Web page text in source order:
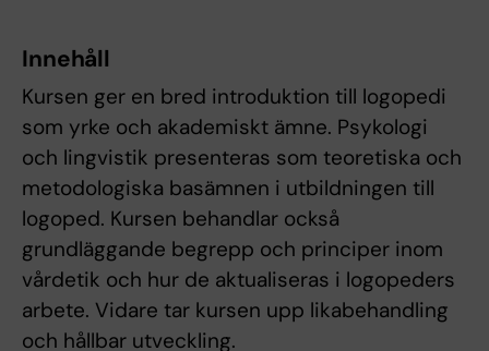
Innehåll
Kursen ger en bred introduktion till logopedi
som yrke och akademiskt ämne. Psykologi
och lingvistik presenteras som teoretiska och
metodologiska basämnen i utbildningen till
logoped. Kursen behandlar också
grundläggande begrepp och principer inom
vårdetik och hur de aktualiseras i logopeders
arbete. Vidare tar kursen upp likabehandling
och hållbar utveckling.